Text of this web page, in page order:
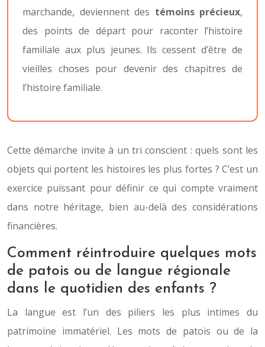
marchande, deviennent des témoins précieux,
des points de départ pour raconter l’histoire
familiale aux plus jeunes. Ils cessent d’être de
vieilles choses pour devenir des chapitres de
l’histoire familiale.
Cette démarche invite à un tri conscient : quels sont les
objets qui portent les histoires les plus fortes ? C’est un
exercice puissant pour définir ce qui compte vraiment
dans notre héritage, bien au-delà des considérations
financières.
Comment réintroduire quelques mots
de patois ou de langue régionale
dans le quotidien des enfants ?
La langue est l’un des piliers les plus intimes du
patrimoine immatériel. Les mots de patois ou de la